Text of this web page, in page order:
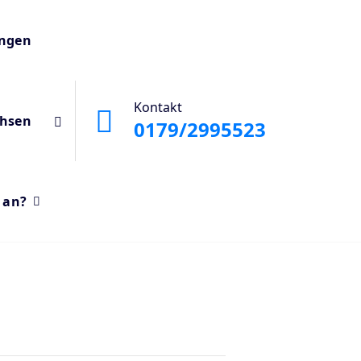
Kontakt
0179/2995523